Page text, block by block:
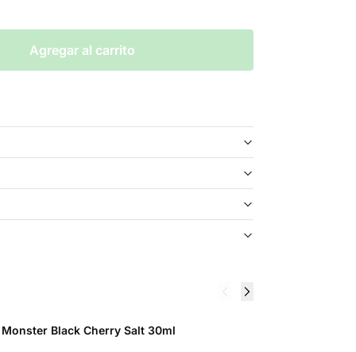
Agregar al carrito
Black Cherry Salt 30ml